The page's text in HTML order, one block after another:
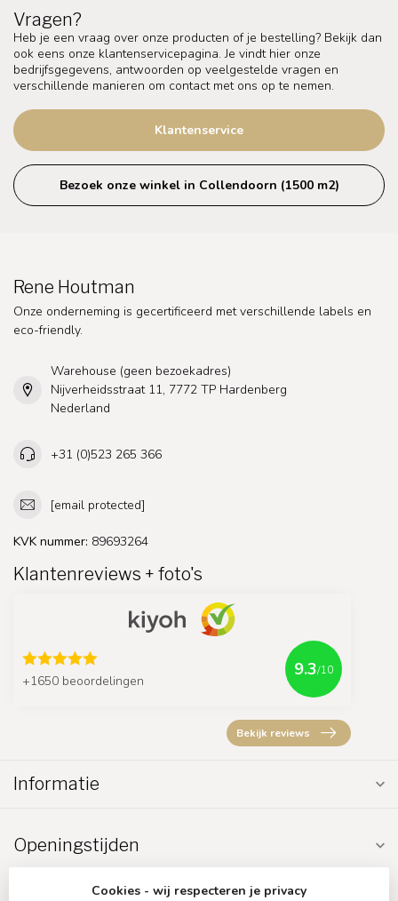
Vragen?
Heb je een vraag over onze producten of je bestelling? Bekijk dan
ook eens onze klantenservicepagina. Je vindt hier onze
bedrijfsgegevens, antwoorden op veelgestelde vragen en
verschillende manieren om contact met ons op te nemen.
Klantenservice
Bezoek onze winkel in Collendoorn (1500 m2)
Rene Houtman
Onze onderneming is gecertificeerd met verschillende labels en
eco-friendly.
Warehouse (geen bezoekadres)
Nijverheidsstraat 11, 7772 TP Hardenberg
Nederland
+31 (0)523 265 366
[email protected]
KVK nummer: 89693264
Klantenreviews + foto's
+1650 beoordelingen
9.3/10
Bekijk reviews
Informatie
Openingstijden
Cookies - wij respecteren je privacy